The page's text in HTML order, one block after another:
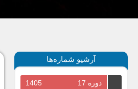
آرشیو شماره‌ها
دوره 17 1405